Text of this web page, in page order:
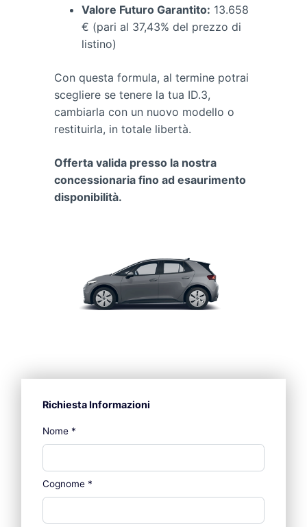
Valore Futuro Garantito: 13.658
€ (pari al 37,43% del prezzo di
listino)
Con questa formula, al termine potrai
scegliere se tenere la tua ID.3,
cambiarla con un nuovo modello o
restituirla, in totale libertà.
Offerta valida presso la nostra
concessionaria fino ad esaurimento
disponibilità.
Richiesta Informazioni
Nome *
Cognome *